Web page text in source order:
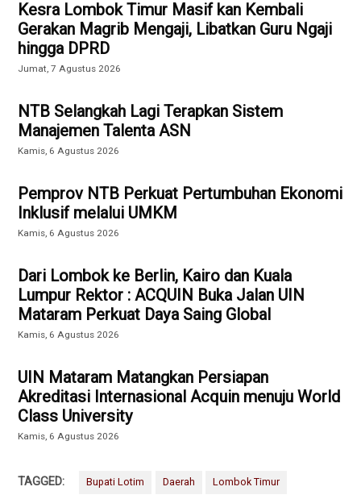
Kesra Lombok Timur Masif kan Kembali
Gerakan Magrib Mengaji, Libatkan Guru Ngaji
hingga DPRD
Jumat, 7 Agustus 2026
NTB Selangkah Lagi Terapkan Sistem
Manajemen Talenta ASN
Kamis, 6 Agustus 2026
Pemprov NTB Perkuat Pertumbuhan Ekonomi
Inklusif melalui UMKM
Kamis, 6 Agustus 2026
Dari Lombok ke Berlin, Kairo dan Kuala
Lumpur Rektor : ACQUIN Buka Jalan UIN
Mataram Perkuat Daya Saing Global
Kamis, 6 Agustus 2026
UIN Mataram Matangkan Persiapan
Akreditasi Internasional Acquin menuju World
Class University
Kamis, 6 Agustus 2026
TAGGED: Bupati Lotim Daerah Lombok Timur